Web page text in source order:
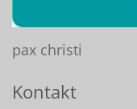
pax christi
Kontakt